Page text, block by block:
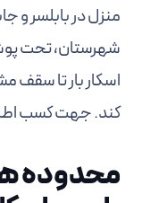
منزل در بابلسر و
شهرستان، تحت
اسکار بار تا سقف
کند. جهت کسب
محدوده